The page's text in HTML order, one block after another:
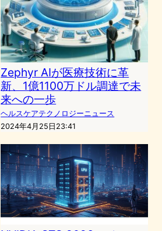
Zephyr AIが医療技術に革
新、1億1100万ドル調達で未
来への一歩
ヘルスケアテクノロジーニュース
2024年4月25日23:41